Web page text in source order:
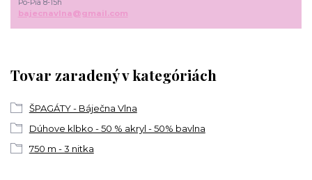
Tovar zaradený v kategóriách
ŠPAGÁTY - Báječna Vlna
Dúhove klbko - 50 % akryl - 50% bavlna
750 m - 3 nitka
Po-Pia 8-15h
bajecnavlna@gmail.com